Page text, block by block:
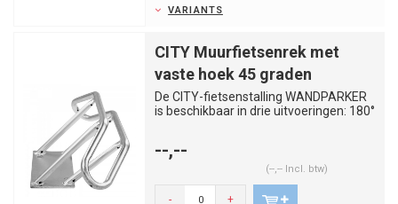
VARIANTS
CITY Muurfietsenrek met
vaste hoek 45 graden
De CITY-fietsenstalling WANDPARKER
is beschikbaar in drie uitvoeringen: 180°
--,--
(--,-- Incl. btw)
- +